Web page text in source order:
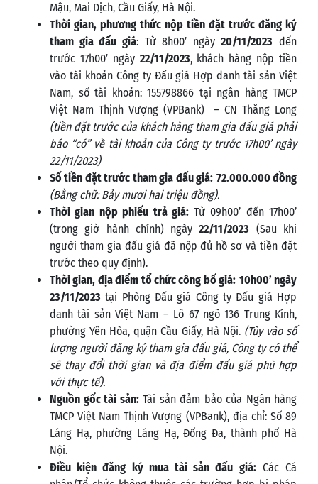
Mậu, Mai Dịch, Cầu Giấy, Hà Nội.
Thời gian, phương thức nộp tiền đặt trước đăng ký
tham gia đấu giá: Từ 8h00’ ngày20/11/2023 đến
trước 17h00’ ngày 22/11/2023, khách hàng nộp tiền
vào tài khoản Công ty Đấu giá Hợp danh tài sản Việt
Nam, số tài khoản: 155798866 tại ngân hàng TMCP
Việt Nam Thịnh Vượng (VPBank) – CN Thăng Long
(tiền đặt trước của khách hàng tham gia đấu giá phải
báo “có” về tài khoản của Công ty trước 17h00’ ngày
22/11/2023)
Số tiền đặt trước tham gia đấu giá: 72.000.000 đồng
(Bằngchữ: Bảy mươi hai triệu đồng).
Thời gian nộp phiếu trả giá: Từ 09h00’ đến 17h00’
(trong giờ hành chính) ngày22/11/2023 (Sau khi
người tham gia đấu giá đã nộp đủ hồ sơ và tiền đặt
trước theo quy định).
Thời gian, địa điểm tổ chức công bố giá: 10h00’ ngày
23/11/2023 tại Phòng Đấu giá Công ty Đấu giá Hợp
danh tài sản Việt Nam – Lô 67 ngõ 136 Trung Kính,
phường Yên Hòa, quận Cầu Giấy, Hà Nội. (Tùy vào số
lượng người đăng ký tham gia đấu giá, Công ty có thể
sẽ thay đổi thời gian và địa điểm đấu giá phù hợp
với thực tế).
Nguồn gốc tài sản:Tài sản đảm bảo của Ngân hàng
TMCP Việt Nam Thịnh Vượng (VPBank), địa chỉ: Số 89
Láng Hạ, phường Láng Hạ, Đống Đa, thành phố Hà
Nội.
Điều kiện đăng ký mua tài sản đấu giá:Các Cá